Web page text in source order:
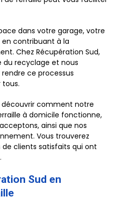
dans votre garage, votre
contribuant à la
Chez Récupération Sud,
du recyclage et nous
ce processus
comment notre
à domicile fonctionne,
ainsi que nos
Vous trouverez
clients satisfaits qui ont
Sud en